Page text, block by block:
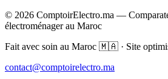
© 2026 ComptoirElectro.ma —
électroménager au Maroc
Fait avec soin au Maroc 🇲🇦 · Site
contact@comptoirelectro.ma